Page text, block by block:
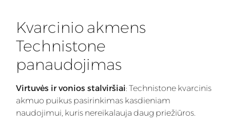
Kvarcinio akmens
Technistone
panaudojimas
Virtuvės ir vonios stalviršiai: Technistone kvarcinis
akmuo puikus pasirinkimas kasdieniam
naudojimui, kuris nereikalauja daug priežiūros.